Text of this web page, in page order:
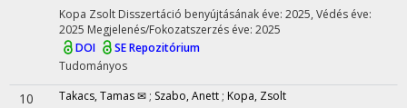
Kopa Zsolt Disszertáció benyújtásának éve: 2025, Védés éve:
2025 Megjelenés/Fokozatszerzés éve: 2025
DOI
SE Repozitórium
Tudományos
10 Takacs, Tamas ✉ ; Szabo, Anett ; Kopa, Zsolt